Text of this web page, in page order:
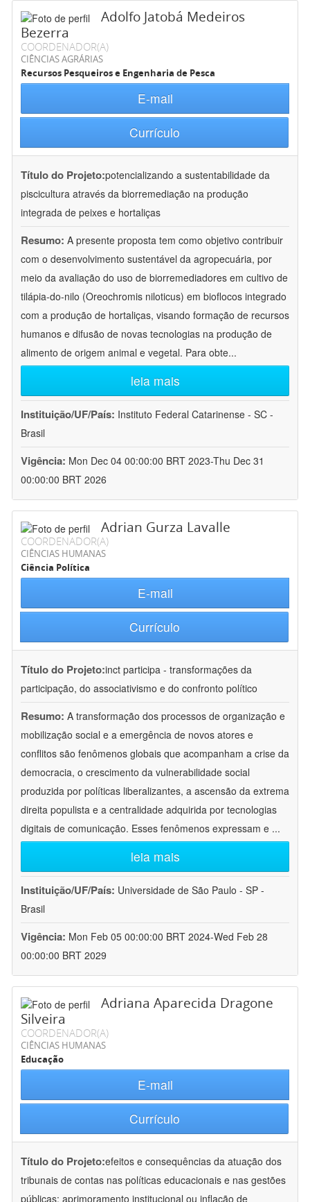
Adolfo Jatobá Medeiros
Bezerra
COORDENADOR(A)
CIÊNCIAS AGRÁRIAS
Recursos Pesqueiros e Engenharia de Pesca
E-mail
Currículo
Título do Projeto:potencializando a sustentabilidade da
piscicultura através da biorremediação na produção
integrada de peixes e hortaliças
Resumo: A presente proposta tem como objetivo contribuir
com o desenvolvimento sustentável da agropecuária, por
meio da avaliação do uso de biorremediadores em cultivo de
tilápia-do-nilo (Oreochromis niloticus) em bioflocos integrado
com a produção de hortaliças, visando formação de recursos
humanos e difusão de novas tecnologias na produção de
alimento de origem animal e vegetal. Para obte...
leia mais
Instituição/UF/País: Instituto Federal Catarinense - SC -
Brasil
Vigência: Mon Dec 04 00:00:00 BRT 2023-Thu Dec 31
00:00:00 BRT 2026
Adrian Gurza Lavalle
COORDENADOR(A)
CIÊNCIAS HUMANAS
Ciência Política
E-mail
Currículo
Título do Projeto:inct participa - transformações da
participação, do associativismo e do confronto político
Resumo: A transformação dos processos de organização e
mobilização social e a emergência de novos atores e
conflitos são fenômenos globais que acompanham a crise da
democracia, o crescimento da vulnerabilidade social
produzida por políticas liberalizantes, a ascensão da extrema
direita populista e a centralidade adquirida por tecnologias
digitais de comunicação. Esses fenômenos expressam e ...
leia mais
Instituição/UF/País: Universidade de São Paulo - SP -
Brasil
Vigência: Mon Feb 05 00:00:00 BRT 2024-Wed Feb 28
00:00:00 BRT 2029
Adriana Aparecida Dragone
Silveira
COORDENADOR(A)
CIÊNCIAS HUMANAS
Educação
E-mail
Currículo
Título do Projeto:efeitos e consequências da atuação dos
tribunais de contas nas políticas educacionais e nas gestões
públicas: aprimoramento institucional ou inflação de